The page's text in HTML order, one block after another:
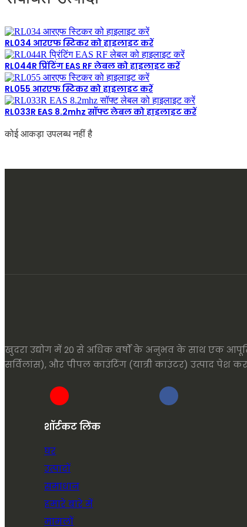
RL034 आरएफ स्टिकर को हाइलाइट करें
RL044R प्रिंटिंग EAS RF लेबल को हाइलाइट करें
RL055 आरएफ स्टिकर को हाइलाइट करें
RL033R EAS 8.2mhz सॉफ्ट लेबल को हाइलाइट करें
कोई आकड़ा उपलब्ध नहीं है
खुदरा उद्योग में 20 से अधिक वर्षों के अनुभव के साथ एक
सर्विलांस), और पीपल काउंटिंग (यात्री काउंटर) उत्पाद पेश
शॉर्टकट लिंक
घर
उत्पादों
समाधान
हमारे बारे में
मामलों